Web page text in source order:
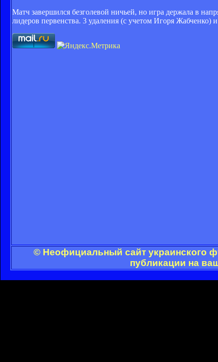
Матч завершился безголевой ничьей, но игра держала в
лидеров первенства. 3 удаления (с учетом Игоря
© Неофициальный сайт украинского
публикации на